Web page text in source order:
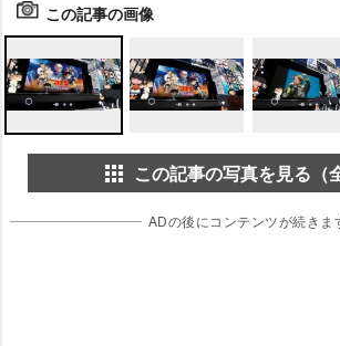
この記事の画像
この記事の写真を見る（
ADの後にコンテンツが続きま